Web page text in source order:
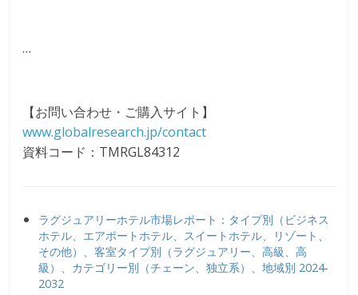
…
【お問い合わせ・ご購入サイト】
www.globalresearch.jp/contact
資料コード：TMRGL84312
ラグジュアリーホテル市場レポート：タイプ別（ビジネス
ホテル、エアポートホテル、スイートホテル、リゾート、
その他）、客室タイプ別（ラグジュアリー、高級、高
級）、カテゴリー別（チェーン、独立系）、地域別 2024-
2032